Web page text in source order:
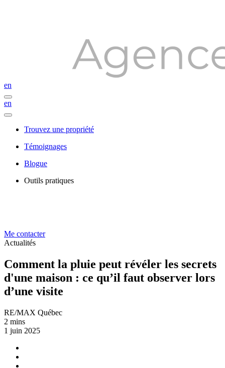
en
en
Trouvez une propriété
Témoignages
Blogue
Outils pratiques
Me contacter
Actualités
Comment la pluie peut révéler les secrets
d'une maison : ce qu’il faut observer lors
d’une visite
RE/MAX Québec
2 mins
1 juin 2025